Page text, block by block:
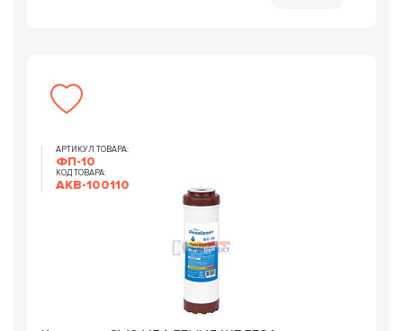
АРТИКУЛ ТОВАРА:
ФП-10
КОД ТОВАРА:
AKB-100110